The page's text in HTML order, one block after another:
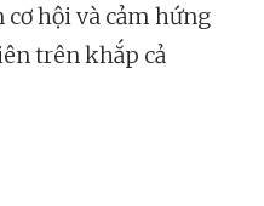
cơ hội và cảm hứng
trên khắp cả